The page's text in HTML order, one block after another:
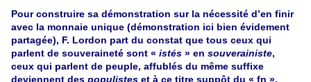
Pour construire sa démonstration sur la nécessité d’en finir
avec la monnaie unique (démonstration ici bien évidement
partagée), F. Lordon part du constat que tous ceux qui
parlent de souveraineté sont « istés » en souverainiste,
ceux qui parlent de peuple, affublés du même suffixe
deviennent des populistes et à ce titre suppôt du « fn »,